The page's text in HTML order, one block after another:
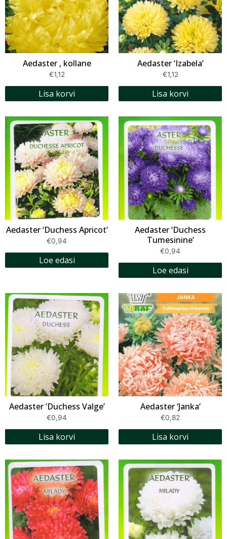
Aedaster , kollane
€1,12
Lisa korvi
Aedaster ‘Izabela’
€1,12
Lisa korvi
Aedaster ‘Duchess Apricot’
€0,94
Loe edasi
Aedaster ‘Duchess
Tumesinine’
€0,94
Loe edasi
Aedaster ‘Duchess Valge’
€0,94
Lisa korvi
Aedaster ‘Janka’
€0,82
Lisa korvi